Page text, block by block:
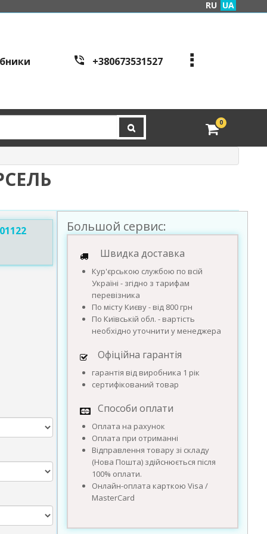
RU UA
+380673531527
edveri.kyiv@gmail.com
Режим работы c
tre:
м. Київ, вул. Куренівсь
б з 10:00 до 16:00
0
01122 Большой сервис:
Швидка доставка
Кур'єрською службою по всій
Україні - згідно з тарифам
перевізника
По місту Києву - від 800 грн
По Київській обл. - вартість
необхідно уточнити у менеджера
Офіційна гарантія
гарантія від виробника 1 рік
сертифікований товар
Способи оплати
Оплата на рахунок
Оплата при отриманні
Відправлення товару зі складу
(Нова Пошта) здійснюється після
100% оплати.
Онлайн-оплата карткою Visa /
MasterCard